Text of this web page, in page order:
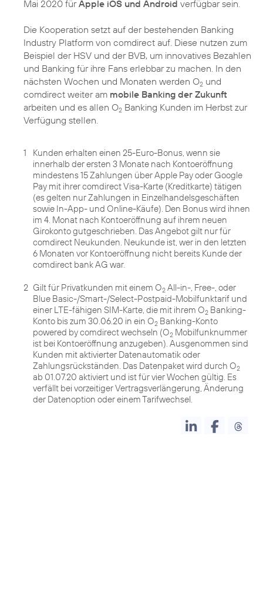
Mai 2020 fürApple iOS und Android verfügbar sein.
Die Kooperation setzt auf der bestehenden Banking
Industry Platform von comdirect auf. Diese nutzen zum
Beispiel der HSV und der BVB, um innovatives Bezahlen
und Banking für ihre Fans erlebbar zu machen. In den
nächsten Wochen und Monaten werden O2 und
comdirect weiter am mobile Banking der Zukunft
arbeiten und es allen O2 Banking Kunden im Herbst zur
Verfügung stellen.
1
Kunden erhalten einen 25-Euro-Bonus, wenn sie
innerhalb der ersten 3 Monate nach Kontoeröffnung
mindestens 15 Zahlungen über Apple Pay oder Google
Pay mit ihrer comdirect Visa-Karte (Kreditkarte) tätigen
(es gelten nur Zahlungen in Einzelhandelsgeschäften
sowie In-App- und Online-Käufe). Den Bonus wird ihnen
im 4. Monat nach Kontoeröffnung auf ihrem neuen
Girokonto gutgeschrieben. Das Angebot gilt nur für
comdirect Neukunden. Neukunde ist, wer in den letzten
6 Monaten vor Kontoeröffnung nicht bereits Kunde der
comdirect bank AG war.
2 Gilt für Privatkunden mit einem O2 All-in-, Free-, oder
Blue Basic-/Smart-/Select-Postpaid-Mobilfunktarif und
einer LTE-fähigen SIM-Karte, die mit ihrem O2 Banking-
Konto bis zum 30.06.20 in ein O2 Banking-Konto
powered by comdirect wechseln (O2 Mobilfunknummer
ist bei Kontoeröffnung anzugeben). Ausgenommen sind
Kunden mit aktivierter Datenautomatik oder
Zahlungsrückständen. Das Datenpaket wird durch O2
ab 01.07.20 aktiviert und ist für vier Wochen gültig. Es
verfällt bei vorzeitiger Vertragsverlängerung, Änderung
der Datenoption oder einem Tarifwechsel.